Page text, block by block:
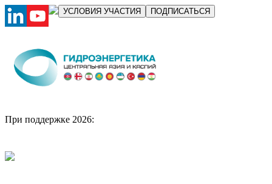
УСЛОВИЯ УЧАСТИЯ ПОДПИСАТЬСЯ
При поддержке 2026: